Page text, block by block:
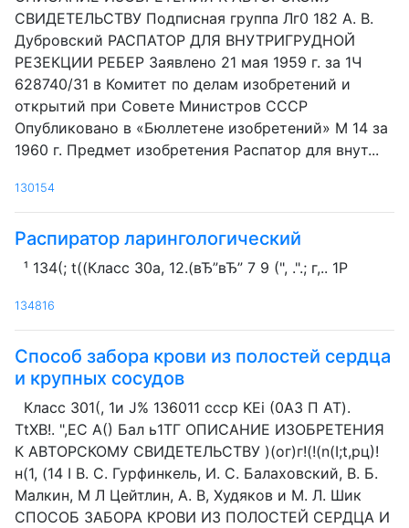
СВИДЕТЕЛЬСТВУ Подписная группа Лг0 182 А. В.
Дубровский РАСПАТОР ДЛЯ ВНУТРИГРУДНОЙ
РЕЗЕКЦИИ РЕБЕР Заявлено 21 мая 1959 г. за 1Ч
628740/31 в Комитет по делам изобретений и
открытий при Совете Министров СССР
Опубликовано в «Бюллетене изобретений» М 14 за
1960 г. Предмет изобретения Распатор для внут...
130154
Распиратор ларингологический
¹ 134(; t((Класс 30a, 12.(вЂ”вЂ” 7 9 (", .".; г,.. 1Р
134816
Способ забора крови из полостей сердца
и крупных сосудов
Класс 301(, 1и J% 136011 ссср KEi (0А3 П АТ).
TtXB!. ",ЕС А() Бал ь1ТГ ОПИСАНИЕ ИЗОБРЕТЕНИЯ
К АВТОРСКОМУ СВИДЕТЕЛЬСТВУ )(ог)г!(!(n(I;t,рц)!
н(1, (14 I В. С. Гурфинкель, И. С. Балаховский, В. Б.
Малкин, M Л Цейтлин, А. В, Худяков и М. Л. Шик
СПОСОБ ЗАБОРА КРОВИ ИЗ ПОЛОСТЕЙ СЕРДЦА И